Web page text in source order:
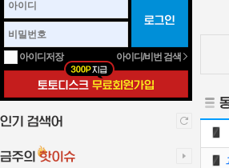
아이디저장 아이디/비번 검색